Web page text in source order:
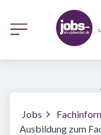
Jobs
Ausbildung zum